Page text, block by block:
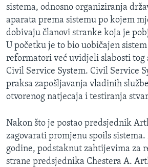
IZBJEGLIČKA STRANA
MAGAZIN
O GLASU AMERIKE
Learning English
PRATITE NAS
Jezici
sistema, odnosno organiziranja
aparata prema sistemu po kojem
dobivaju članovi stranke koja je
U početku je to bio uobičajen
reformatori već uvidjeli slabosti tog
Civil Service System. Civil Service
praksa zapošljavanja vladinih
otvorenog natjecaja i testiranja
Nakon što je postao predsjednik
zagovarati promjenu spoils sistema.
godine, podstaknut zahtijevima za
strane predsjednika Chestera A.